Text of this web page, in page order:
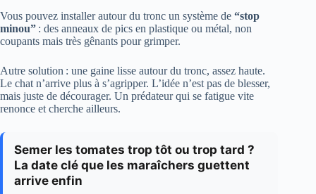
Vous pouvez installer autour du tronc un système de “stop
minou” : des anneaux de pics en plastique ou métal, non
coupants mais très gênants pour grimper.
Autre solution : une gaine lisse autour du tronc, assez haute.
Le chat n’arrive plus à s’agripper. L’idée n’est pas de blesser,
mais juste de décourager. Un prédateur qui se fatigue vite
renonce et cherche ailleurs.
Semer les tomates trop tôt ou trop tard ?
La date clé que les maraîchers guettent
arrive enfin